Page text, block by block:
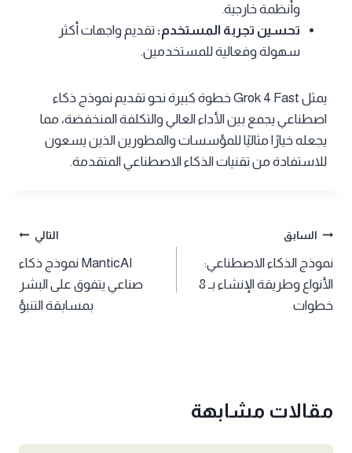
وأنظمة خارجية.
تحسين تجربة المستخدم: تقديم واجهات أكثر
سهولة وفعالية للمستخدمين.
يمثل Grok 4 Fast خطوة كبيرة نحو تقديم نموذج ذكاء
اصطناعي يجمع بين الأداء العالي والتكلفة المنخفضة، مما
يجعله خيارًا مثاليًا للمؤسسات والمطورين الذين يسعون
للاستفادة من تقنيات الذكاء الاصطناعي المتقدمة.
تصفّح
المقالات
السابق
نموذج الذكاء الاصطناعي:
الأنواع وطريقة الإنشاء بـ 8
خطوات
التالي
ManticAI نموذج ذكاء
صناعي يتفوق على البشر
بمسابقة التنبؤ
مقالات مشابهة